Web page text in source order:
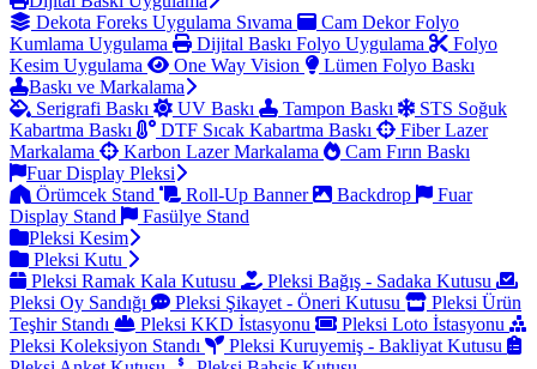
Dekota Foreks Uygulama Sıvama
Cam Dekor Folyo
Kumlama Uygulama
Dijital Baskı Folyo Uygulama
Folyo
Kesim Uygulama
One Way Vision
Lümen Folyo Baskı
Baskı ve Markalama
Serigrafi Baskı
UV Baskı Tampon Baskı
STS Soğuk
Kabartma Baskı
DTF Sıcak Kabartma Baskı
Fiber Lazer
Markalama
Karbon Lazer Markalama
Cam Fırın Baskı
Fuar Display Pleksi
Örümcek Stand
Roll-Up Banner Backdrop
Fuar
Display Stand
Fasülye Stand
Pleksi Kesim
Pleksi Kutu
Pleksi Ramak Kala Kutusu
Pleksi Bağış - Sadaka Kutusu
Pleksi Oy Sandığı
Pleksi Şikayet - Öneri Kutusu
Pleksi Ürün
Teşhir Standı
Pleksi KKD İstasyonu
Pleksi Loto İstasyonu
Pleksi Koleksiyon Standı
Pleksi Kuruyemiş - Bakliyat Kutusu